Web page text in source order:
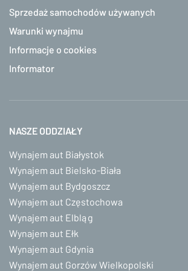
Sprzedaż samochodów używanych
Warunki wynajmu
Informacje o cookies
Informator
NASZE ODDZIAŁY
Wynajem aut Białystok
Wynajem aut Bielsko-Biała
Wynajem aut Bydgoszcz
Wynajem aut Częstochowa
Wynajem aut Elbląg
Wynajem aut Ełk
Wynajem aut Gdynia
Wynajem aut Gorzów Wielkopolski